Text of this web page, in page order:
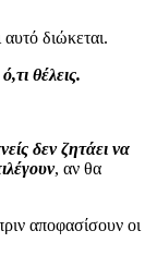
διώκεται.
ό,τι θέλεις.
δεν ζητάει να
, αν θα
αποφασίσουν οι